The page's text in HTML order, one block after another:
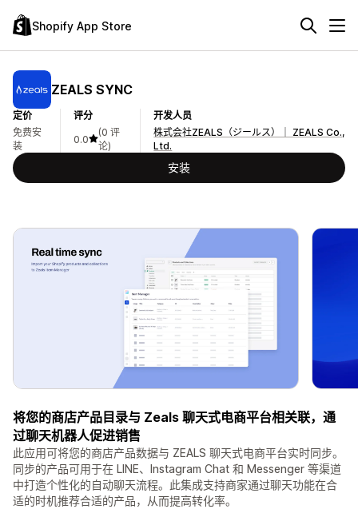
Shopify App Store
ZEALS SYNC
定价
免费安
装
评分
0.0
(0 评
论)
开发人员
株式会社ZEALS（ジールス）｜ ZEALS Co.,
Ltd.
安装
将您的商店产品目录与 Zeals 聊天式电商平台相关联，通
过聊天机器人促进销售
此应用可将您的商店产品数据与 ZEALS 聊天式电商平台实时同步。
同步的产品可用于在 LINE、Instagram Chat 和 Messenger 等渠道
中打造个性化的自动聊天流程。此集成支持商家通过聊天功能在合
适的时机推荐合适的产品，从而提高转化率。